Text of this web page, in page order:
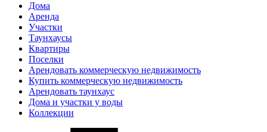
Дома
Аренда
Участки
Таунхаусы
Квартиры
Поселки
Арендовать коммерческую недвижимость
Купить коммерческую недвижимость
Арендовать таунхаус
Дома и участки у воды
Коллекции